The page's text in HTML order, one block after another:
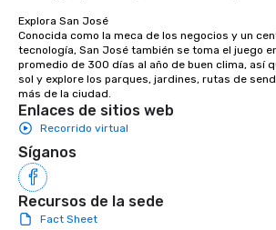
Explora San José
Conocida como la meca de los negocios y un
tecnología, San José también se toma el juego
promedio de 300 días al año de buen clima, así
sol y explore los parques, jardines, rutas de
más de la ciudad.
Enlaces de sitios web
Recorrido virtual
Síganos
Recursos de la sede
Fact Sheet